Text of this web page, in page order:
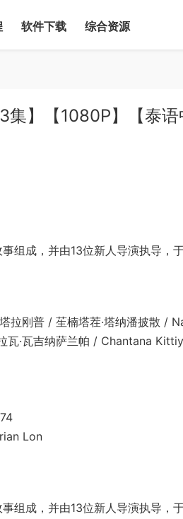
软件下载 综合资源
集】【1080P】【泰
组成，并由13位新人导演执导，
塔拉刚普 / 苼楠塔茬·塔纳潘披散
·瓦吉纳萨兰帕 / Chantana
Lon
组成，并由13位新人导演执导，